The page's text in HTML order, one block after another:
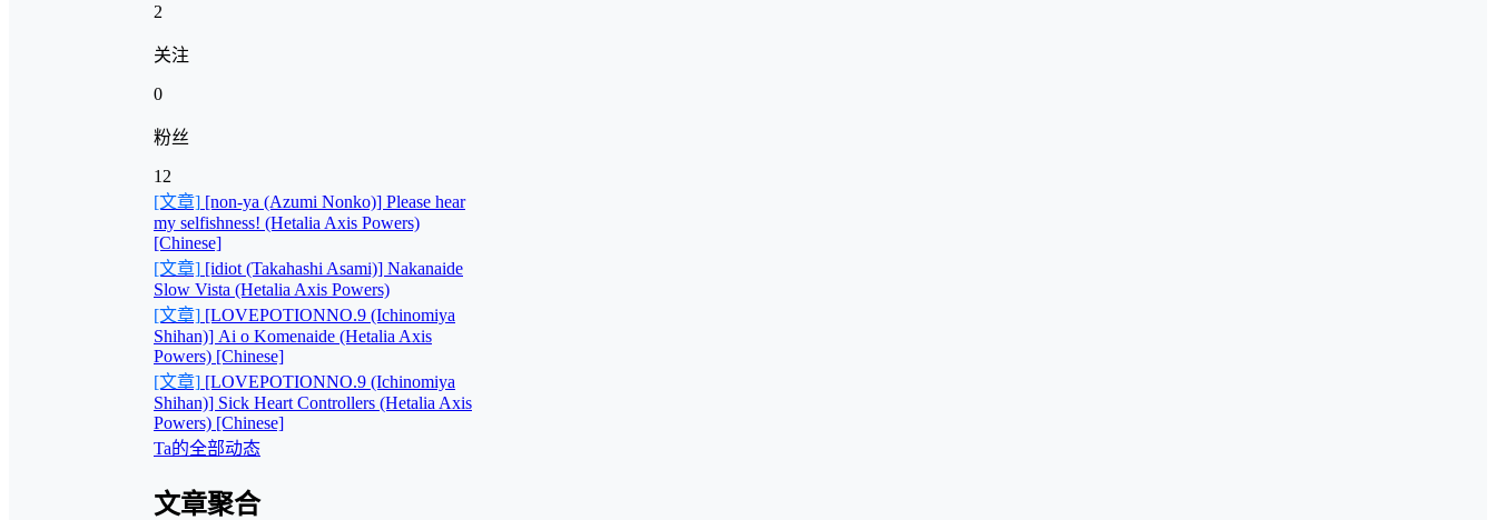
2
关注
0
粉丝
12
[文章] [non-ya (Azumi Nonko)] Please hear
my selfishness! (Hetalia Axis Powers)
[Chinese]
[文章] [idiot (Takahashi Asami)] Nakanaide
Slow Vista (Hetalia Axis Powers)
[文章] [LOVEPOTIONNO.9 (Ichinomiya
Shihan)] Ai o Komenaide (Hetalia Axis
Powers) [Chinese]
[文章] [LOVEPOTIONNO.9 (Ichinomiya
Shihan)] Sick Heart Controllers (Hetalia Axis
Powers) [Chinese]
Ta的全部动态
文章聚合